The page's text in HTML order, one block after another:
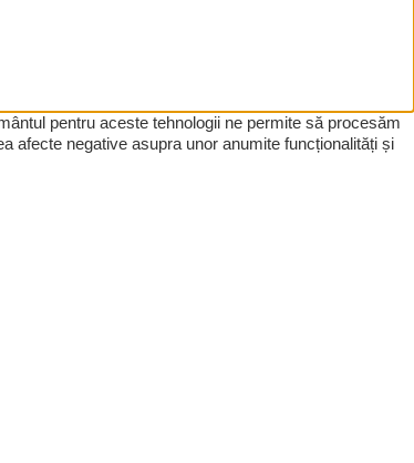
pentru aceste tehnologii ne permite să procesăm
afecte negative asupra unor anumite funcționalități și